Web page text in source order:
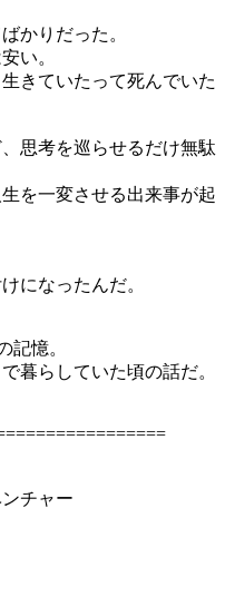
かりだった。
い。
きていたって死んでいた
思考を巡らせるだけ無駄
を一変させる出来事が起
になったんだ。
記憶。
暮らしていた頃の話だ。
チャー